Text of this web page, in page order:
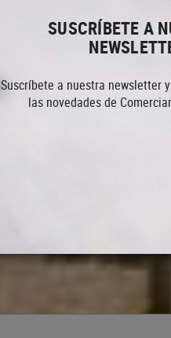
SUSCRÍBETE A
Suscríbete a nuestra newsletter
las novedades de